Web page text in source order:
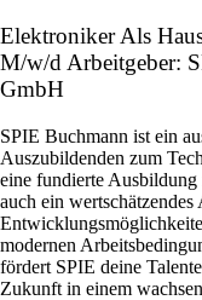
Elektroniker Als
M/w/d Arbeitgeber:
GmbH
SPIE Buchmann ist ein
Auszubildenden zum
eine fundierte Ausbildung
auch ein
modernen
fördert SPIE deine
Zukunft in einem